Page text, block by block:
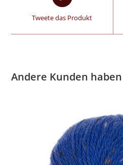
Tweete das Produkt
Andere Kunden